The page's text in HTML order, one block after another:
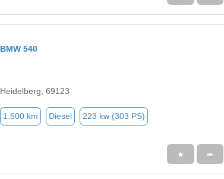
BMW 540
Heidelberg, 69123
1.500 km Diesel 223 kw (303 PS)
★ ➦